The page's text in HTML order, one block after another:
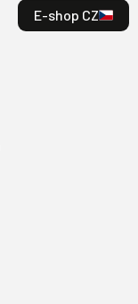
E-shop CZ